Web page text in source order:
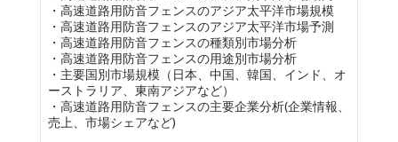
・高速道路用防音フェンスのアジア太平洋市場規模
・高速道路用防音フェンスのアジア太平洋市場予測
・高速道路用防音フェンスの種類別市場分析
・高速道路用防音フェンスの用途別市場分析
・主要国別市場規模（日本、中国、韓国、インド、オ
ーストラリア、東南アジアなど）
・高速道路用防音フェンスの主要企業分析(企業情報、
売上、市場シェアなど)